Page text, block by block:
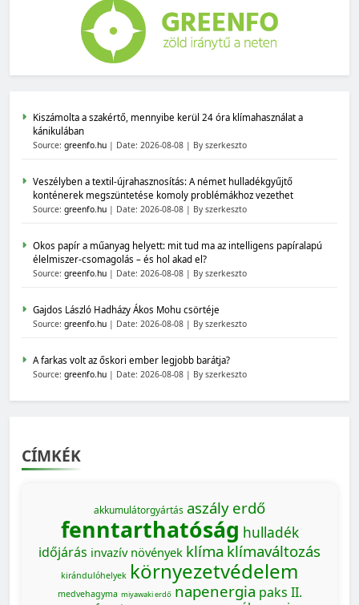
Kiszámolta a szakértő, mennyibe kerül 24 óra klímahasználat a
kánikulában
Source: greenfo.hu Date: 2026-08-08 By szerkeszto
Veszélyben a textil-újrahasznosítás: A német hulladékgyűjtő
konténerek megszüntetése komoly problémákhoz vezethet
Source: greenfo.hu Date: 2026-08-08 By szerkeszto
Okos papír a műanyag helyett: mit tud ma az intelligens papíralapú
élelmiszer-csomagolás – és hol akad el?
Source: greenfo.hu Date: 2026-08-08 By szerkeszto
Gajdos László Hadházy Ákos Mohu csörtéje
Source: greenfo.hu Date: 2026-08-08 By szerkeszto
A farkas volt az őskori ember legjobb barátja?
Source: greenfo.hu Date: 2026-08-08 By szerkeszto
CÍMKÉK
akkumulátorgyártás aszály erdő
fenntarthatóság hulladék
időjárás invazív növények klíma klímaváltozás
kirándulóhelyek környezetvédelem
medvehagyma miyawaki erdő napenergia paks II.